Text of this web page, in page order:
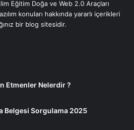
Eğitim Doğa ve Web 2.0 Araçları
konuları hakkında yararlı içerikleri
bir blog sitesidir.
Etmenler Nelerdir ?
Belgesi Sorgulama 2025